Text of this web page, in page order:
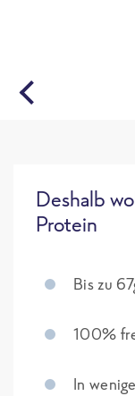
Deshalb
Protein
Bis zu
100%
In